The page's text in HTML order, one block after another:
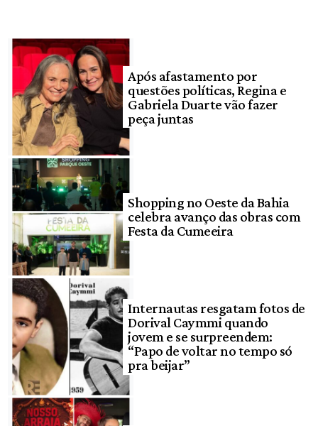
Após afastamento por
questões políticas, Regina e
Gabriela Duarte vão fazer
peça juntas
Shopping no Oeste da Bahia
celebra avanço das obras com
Festa da Cumeeira
Internautas resgatam fotos de
Dorival Caymmi quando
jovem e se surpreendem:
“Papo de voltar no tempo só
pra beijar”